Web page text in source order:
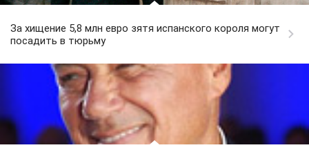
За хищение 5,8 млн евро зятя испанского короля могут
посадить в тюрьму